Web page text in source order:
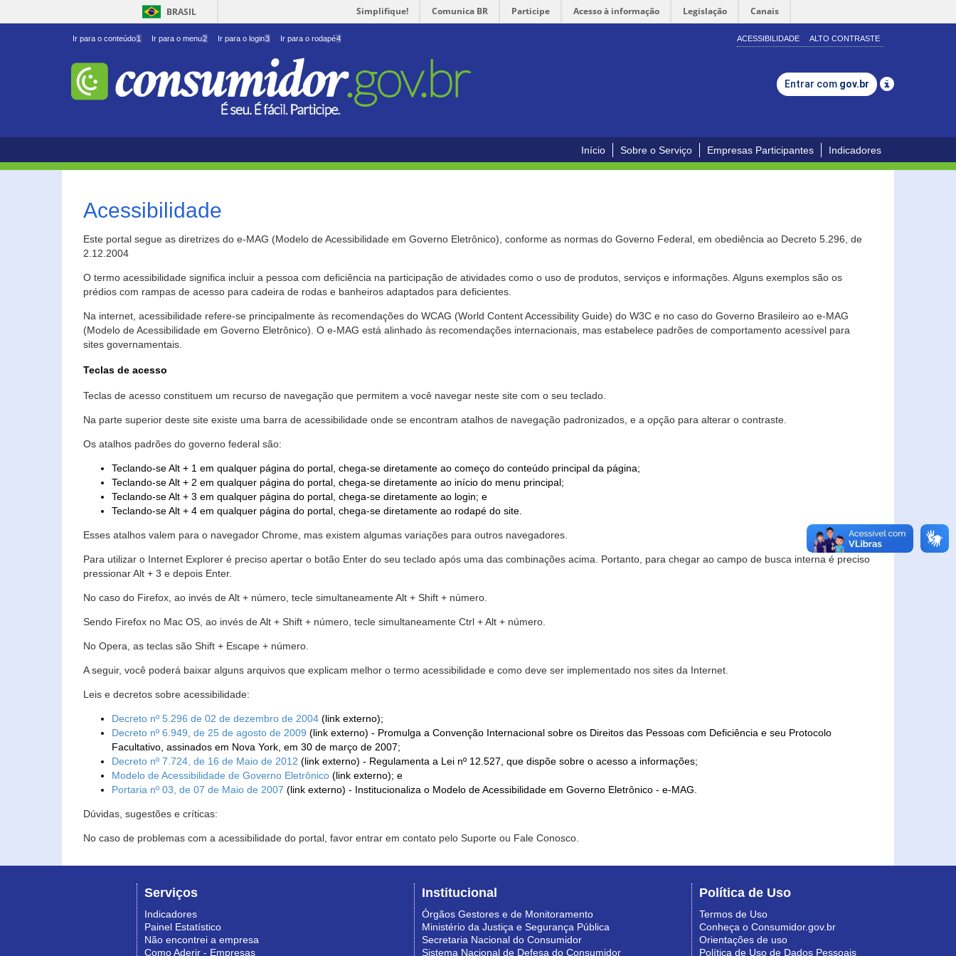
BRASIL Simplifique! Comunica BR Participe Acesso à informação Legislação Canais
Ir para o conteúdo1 Ir para o menu2 Ir para o login3 Ir para o rodapé4 ACESSIBILIDADE ALTO CONTRASTE
Entrar com gov.br
Início Sobre o Serviço Empresas Participantes Indicadores
Acessibilidade
Este portal segue as diretrizes do e-MAG (Modelo de Acessibilidade em Governo Eletrônico), conforme as normas do Governo Federal, em obediência ao Decreto 5.296, de
2.12.2004
O termo acessibilidade significa incluir a pessoa com deficiência na participação de atividades como o uso de produtos, serviços e informações. Alguns exemplos são os
prédios com rampas de acesso para cadeira de rodas e banheiros adaptados para deficientes.
Na internet, acessibilidade refere-se principalmente às recomendações do WCAG (World Content Accessibility Guide) do W3C e no caso do Governo Brasileiro ao e-MAG
(Modelo de Acessibilidade em Governo Eletrônico). O e-MAG está alinhado às recomendações internacionais, mas estabelece padrões de comportamento acessível para
sites governamentais.
Teclas de acesso
Teclas de acesso constituem um recurso de navegação que permitem a você navegar neste site com o seu teclado.
Na parte superior deste site existe uma barra de acessibilidade onde se encontram atalhos de navegação padronizados, e a opção para alterar o contraste.
Os atalhos padrões do governo federal são:
Teclando-se Alt + 1 em qualquer página do portal, chega-se diretamente ao começo do conteúdo principal da página;
Teclando-se Alt + 2 em qualquer página do portal, chega-se diretamente ao início do menu principal;
Teclando-se Alt + 3 em qualquer página do portal, chega-se diretamente ao login; e
Teclando-se Alt + 4 em qualquer página do portal, chega-se diretamente ao rodapé do site.
Esses atalhos valem para o navegador Chrome, mas existem algumas variações para outros navegadores.
Para utilizar o Internet Explorer é preciso apertar o botão Enter do seu teclado após uma das combinações acima. Portanto, para chegar ao campo de busca interna é preciso
pressionar Alt + 3 e depois Enter.
No caso do Firefox, ao invés de Alt + número, tecle simultaneamente Alt + Shift + número.
Sendo Firefox no Mac OS, ao invés de Alt + Shift + número, tecle simultaneamente Ctrl + Alt + número.
No Opera, as teclas são Shift + Escape + número.
A seguir, você poderá baixar alguns arquivos que explicam melhor o termo acessibilidade e como deve ser implementado nos sites da Internet.
Leis e decretos sobre acessibilidade:
Decreto nº 5.296 de 02 de dezembro de 2004 (link externo);
Decreto nº 6.949, de 25 de agosto de 2009 (link externo) - Promulga a Convenção Internacional sobre os Direitos das Pessoas com Deficiência e seu Protocolo
Facultativo, assinados em Nova York, em 30 de março de 2007;
Decreto nº 7.724, de 16 de Maio de 2012 (link externo) - Regulamenta a Lei nº 12.527, que dispõe sobre o acesso a informações;
Modelo de Acessibilidade de Governo Eletrônico (link externo); e
Portaria nº 03, de 07 de Maio de 2007 (link externo) - Institucionaliza o Modelo de Acessibilidade em Governo Eletrônico - e-MAG.
Dúvidas, sugestões e críticas:
No caso de problemas com a acessibilidade do portal, favor entrar em contato pelo Suporte ou Fale Conosco.
Serviços
Indicadores
Painel Estatístico
Não encontrei a empresa
Como Aderir - Empresas
Institucional
Órgãos Gestores e de Monitoramento
Ministério da Justiça e Segurança Pública
Secretaria Nacional do Consumidor
Sistema Nacional de Defesa do Consumidor
Política de Uso
Termos de Uso
Conheça o Consumidor.gov.br
Orientações de uso
Política de Uso de Dados Pessoais